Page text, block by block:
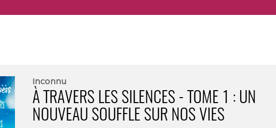
Inconnu
À TRAVERS LES SILENCES - TOME 1 : UN
NOUVEAU SOUFFLE SUR NOS VIES